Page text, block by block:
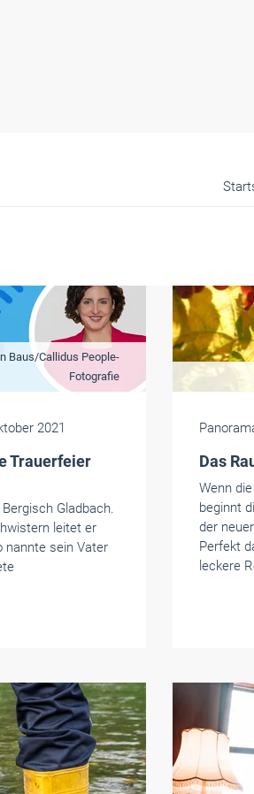
Baus/Callidus People-
Fotografie
2021
Trauerfeier
Gladbach.
leitet er
nannte sein Vater
Das
Wenn
beginnt
der
Perfekt
leckere